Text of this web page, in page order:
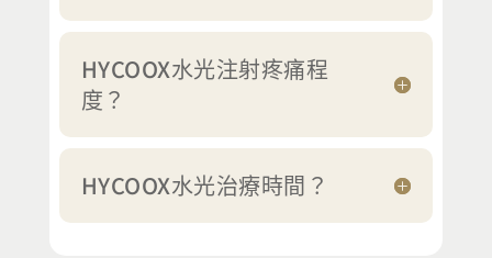
HYCOOX水光注射疼痛程
度？
HYCOOX水光治療時間？